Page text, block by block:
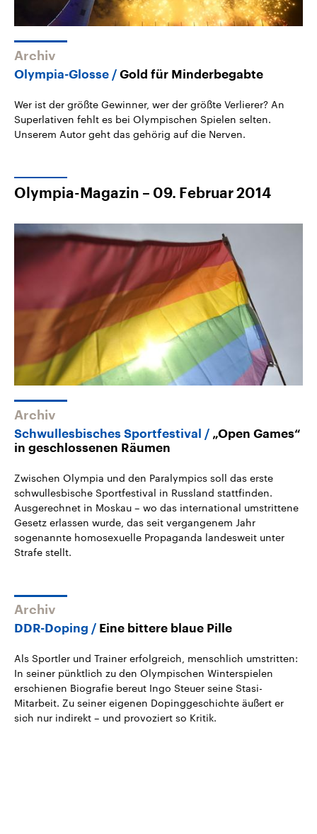
Archiv
Olympia-Glosse Gold für Minderbegabte
Wer ist der größte Gewinner, wer der größte Verlierer? An
Superlativen fehlt es bei Olympischen Spielen selten.
Unserem Autor geht das gehörig auf die Nerven.
Olympia-Magazin – 09. Februar 2014
Archiv
Schwullesbisches Sportfestival
„Open Games“
in geschlossenen Räumen
Zwischen Olympia und den Paralympics soll das erste
schwullesbische Sportfestival in Russland stattfinden.
Ausgerechnet in Moskau – wo das international umstrittene
Gesetz erlassen wurde, das seit vergangenem Jahr
sogenannte homosexuelle Propaganda landesweit unter
Strafe stellt.
Archiv
DDR-Doping Eine bittere blaue Pille
Als Sportler und Trainer erfolgreich, menschlich umstritten:
In seiner pünktlich zu den Olympischen Winterspielen
erschienen Biografie bereut Ingo Steuer seine Stasi-
Mitarbeit. Zu seiner eigenen Dopinggeschichte äußert er
sich nur indirekt – und provoziert so Kritik.